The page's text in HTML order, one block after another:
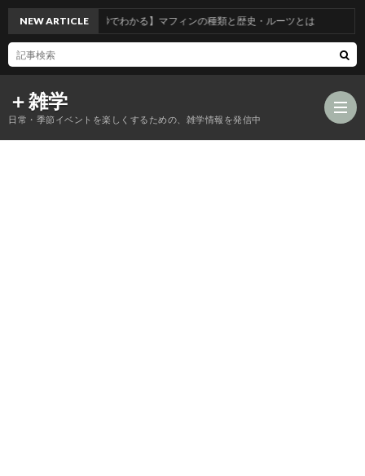
＋雑学
日常・季節イベントを楽しくするための、雑学情報を発信中
NEW ARTICLE
【30秒でわかる】マフィンの種類と歴史・ルーツとは